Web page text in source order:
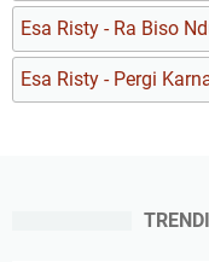
Esa Risty - Ra Biso
Esa Risty - Pergi